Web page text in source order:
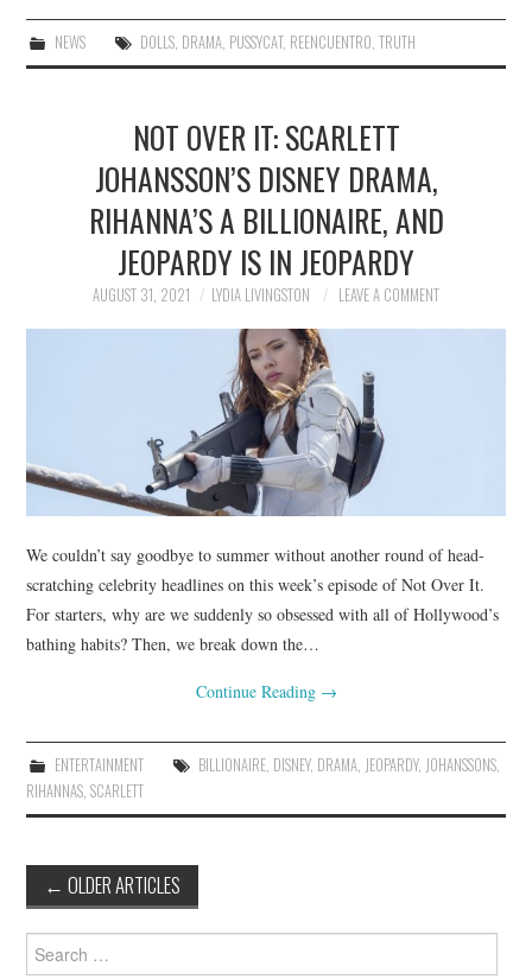
NEWS DOLLS, DRAMA, PUSSYCAT, REENCUENTRO, TRUTH
NOT OVER IT: SCARLETT
JOHANSSON’S DISNEY DRAMA,
RIHANNA’S A BILLIONAIRE, AND
JEOPARDY IS IN JEOPARDY
AUGUST 31, 2021 LYDIA LIVINGSTON LEAVE A COMMENT
We couldn’t say goodbye to summer without another round of head-
scratching celebrity headlines on this week’s episode of Not Over It.
For starters, why are we suddenly so obsessed with all of Hollywood’s
bathing habits? Then, we break down the…
Continue Reading →
ENTERTAINMENT BILLIONAIRE, DISNEY, DRAMA, JEOPARDY, JOHANSSONS,
RIHANNAS,SCARLETT
Post
navigation
← OLDER ARTICLES
Search
for: